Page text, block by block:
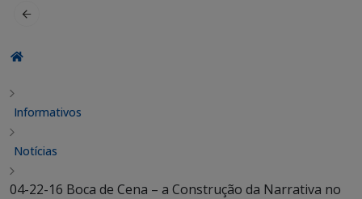
Informativos
Notícias
04-22-16 Boca de Cena – a Construção da Narrativa no